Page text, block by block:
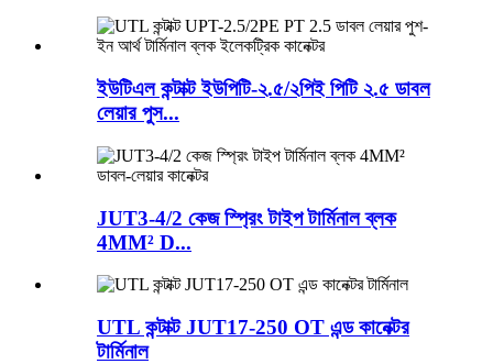
ইউটিএল কন্টাক্ট ইউপিটি-২.৫/২পিই পিটি ২.৫ ডাবল
লেয়ার পুস...
JUT3-4/2 কেজ স্প্রিং টাইপ টার্মিনাল ব্লক
4MM² D...
UTL কন্টাক্ট JUT17-250 OT এন্ড কানেক্টর
টার্মিনাল